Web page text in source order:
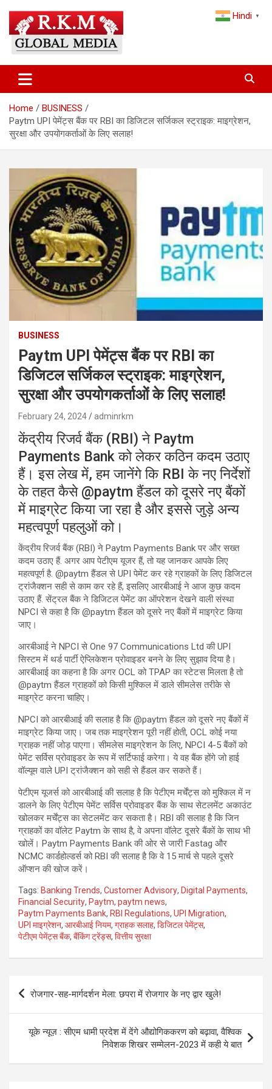
content
Latest Hindi News & Breaking
News – RKM Global Media
and the World
Home
BUSINESS
Paytm UPI पेमेंट्स बैंक पर RBI का डिजिटल सर्जिकल स्ट्राइक: माइग्रेशन,
सुरक्षा और उपयोगकर्ताओं के लिए सलाह!
BUSINESS
Paytm UPI पेमेंट्स बैंक पर RBI का
डिजिटल सर्जिकल स्ट्राइक: माइग्रेशन,
सुरक्षा और उपयोगकर्ताओं के लिए सलाह!
February 24, 2024 adminrkm
केंद्रीय रिजर्व बैंक (RBI) ने Paytm
Payments Bank को लेकर कठिन कदम उठाए
हैं। इस लेख में, हम जानेंगे कि RBI के नए निर्देशों
के तहत कैसे @paytm हैंडल को दूसरे नए बैंकों
में माइग्रेट किया जा रहा है और इससे जुड़े अन्य
महत्वपूर्ण पहलुओं को।
केंद्रीय रिजर्व बैंक (RBI) ने Paytm Payments Bank पर और सख्त
कदम उठाए हैं. अगर आप पेटीएम यूजर हैं, तो यह जानकर आपके लिए
महत्वपूर्ण है. @paytm हैंडल से UPI पेमेंट कर रहे ग्राहकों के लिए डिजिटल
ट्रांजैक्शन सही से काम कर रहे हैं, इसलिए आरबीआई ने आज कुछ कदम
उठाए हैं. सेंट्रल बैंक ने डिजिटल पेमेंट का ऑपरेशन देखने वाली संस्था
NPCI से कहा है कि @paytm हैंडल को दूसरे नए बैंकों में माइग्रेट किया
जाए।
आरबीआई ने NPCI से One 97 Communications Ltd की UPI
सिस्टम में थर्ड पार्टी ऐप्लिकेशन प्रोवाइडर बनने के लिए सुझाव दिया है।
आरबीआई का कहना है कि अगर OCL को TPAP का स्टेटस मिलता है तो
@paytm हैंडल ग्राहकों को किसी मुश्किल में डाले सीमलेस तरीके से
माइग्रेट करना चाहिए।
NPCI को आरबीआई की सलाह है कि @paytm हैंडल को दूसरे नए बैंकों में
माइग्रेट किया जाए। जब तक माइग्रेशन पूरी नहीं होती, OCL कोई नया
ग्राहक नहीं जोड़ पाएगा। सीमलेस माइग्रेशन के लिए, NPCI 4-5 बैंकों को
पेमेंट सर्विस प्रोवाइडर के रूप में सर्टिफाई करेगा। ये वह बैंक होंगे जो हाई
वॉल्यूम वाले UPI ट्रांजैक्शन को सही से हैंडल कर सकते हैं।
पेटीएम यूजर्स को आरबीआई की सलाह है कि पेटीएम मर्चेंट्स को मुश्किल में न
डालने के लिए पेटीएम पेमेंट सर्विस प्रोवाइडर बैंक के साथ सेटलमेंट अकाउंट
खोलकर मर्चेंट्स का सेटलमेंट कर सकता है। RBI की सलाह है कि जिन
ग्राहकों का वॉलेट Paytm के साथ है, वे अपना वॉलेट दूसरे बैंकों के साथ भी
खोलें। Paytm Payments Bank की ओर से जारी Fastag और
NCMC कार्डहोल्डर्स को RBI की सलाह है कि वे 15 मार्च से पहले दूसरे
ऑप्शन की खोज करें।
Tags: Banking Trends, Customer Advisory, Digital Payments,
Financial Security, Paytm, paytm news,
Paytm Payments Bank, RBI Regulations, UPI Migration,
UPI माइग्रेशन, आरबीआई नियम, ग्राहक सलाह, डिजिटल पेमेंट्स,
पेटीएम पेमेंट्स बैंक, बैंकिंग ट्रेंड्स, वित्तीय सुरक्षा
Post
रोजगार-सह-मार्गदर्शन मेला: छपरा में रोजगार के नए द्वार खुले!
यूके न्यूज़ : सीएम धामी प्रदेश में देंगे औद्योगिककरण को बढ़ावा, वैश्विक
निवेशक शिखर सम्मेलन-2023 में कही ये बात
Hindi ▼